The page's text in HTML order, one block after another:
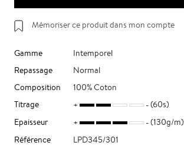
Mémoriser ce produit dans mon compte
Gamme
Intemporel
Repassage
Normal
Composition
100% Coton
Titrage
(60s)
Epaisseur
(130g/m)
Référence
LPD345/301